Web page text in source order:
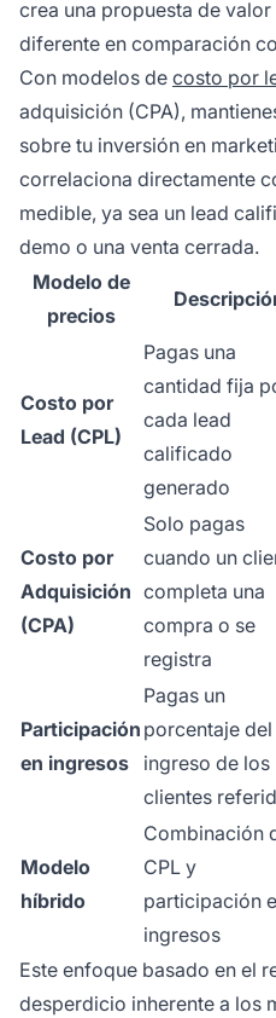
crea una propuesta de
diferente en comparación
Con modelos de costo por
adquisición (CPA),
sobre tu inversión en
correlaciona directamente
medible, ya sea un lead
demo o una venta cerrada.
Modelo de
precios
Costo por
Lead (CPL)
Pagas una
cantidad fija
cada lead
calificado
generado
Costo por
Adquisición
(CPA)
Solo pagas
cuando un
completa una
compra o se
registra
Participación
en ingresos
Pagas un
porcentaje del
ingreso de los
clientes
Modelo
híbrido
Combinación
CPL y
participación
ingresos
Este enfoque basado en el
desperdicio inherente a los